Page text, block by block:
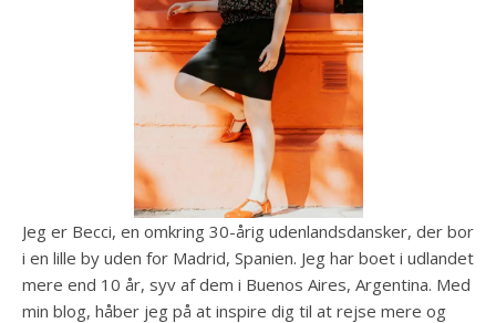
Jeg er Becci, en omkring 30-årig udenlandsdansker, der bor
i en lille by uden for Madrid, Spanien. Jeg har boet i udlandet
mere end 10 år, syv af dem i Buenos Aires, Argentina. Med
min blog, håber jeg på at inspire dig til at rejse mere og